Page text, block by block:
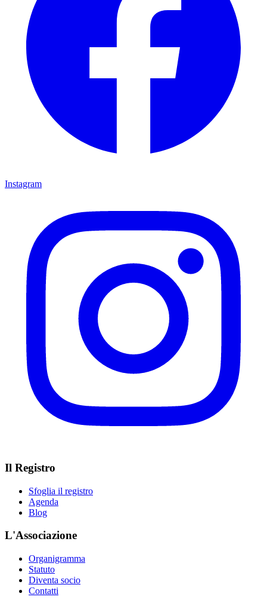
Instagram
Il Registro
Sfoglia il registro
Agenda
Blog
L'Associazione
Organigramma
Statuto
Diventa socio
Contatti